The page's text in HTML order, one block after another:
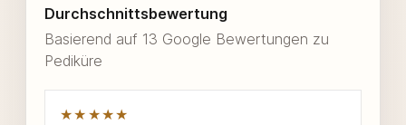
Durchschnittsbewertung
Basierend auf 13 Google Bewertungen zu
Pediküre
★★★★★